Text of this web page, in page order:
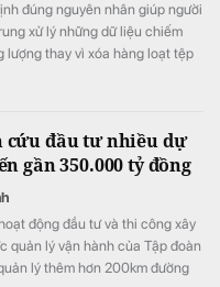
đúng nguyên nhân giúp người
xử lý những dữ liệu chiếm
lượng thay vì xóa hàng loạt tệp
cứu đầu tư nhiều dự
gần 350.000 tỷ đồng
động đầu tư và thi công xây
quản lý vận hành của Tập đoàn
lý thêm hơn 200km đường